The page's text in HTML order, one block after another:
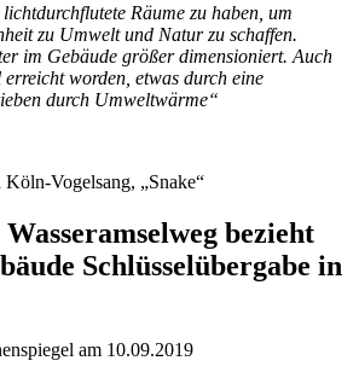
Räume zu haben, um
zu Umwelt und Natur zu schaffen.
im Gebäude größer dimensioniert. Auch
worden, etwas durch eine
durch Umweltwärme“
Köln-Vogelsang, „Snake“
bezieht
Schlüsselübergabe in
am 10.09.2019